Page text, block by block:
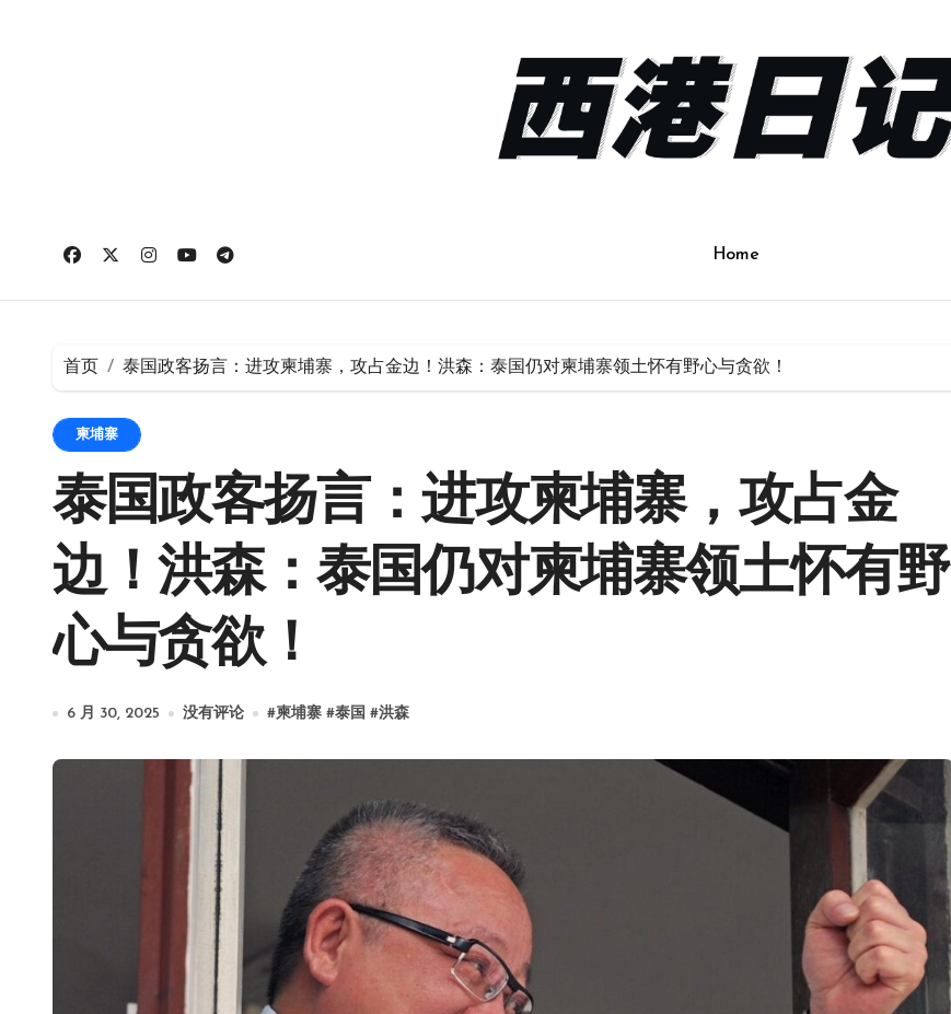
Home
首页 泰国政客扬言：进攻柬埔寨，攻占金边！洪森：泰国仍对柬埔寨领土怀有野心与贪欲！
柬埔寨
泰国政客扬言：进攻柬埔寨，攻占金
边！洪森：泰国仍对柬埔寨领土怀有野
心与贪欲！
6 月 30, 2025 没有评论 #柬埔寨 #泰国 #洪森